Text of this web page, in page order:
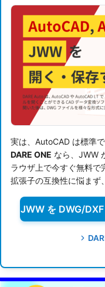
実は、AutoCAD は標準
DARE ONE なら、JWW
ラウザ上で今すぐ無料で
拡張子の互換性に悩まず
JWW を DWG/